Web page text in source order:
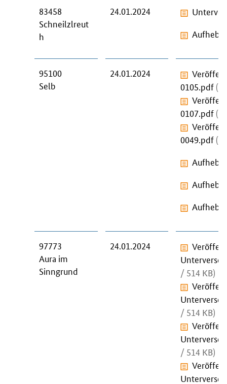
83458
Schneilzlreut
h
24.01.2024
95100
Selb
24.01.2024
0105.pdf
0107.pdf
0049.pdf
97773
Aura im
Sinngrund
24.01.2024
/ 514 KB)
/ 514 KB)
/ 514 KB)